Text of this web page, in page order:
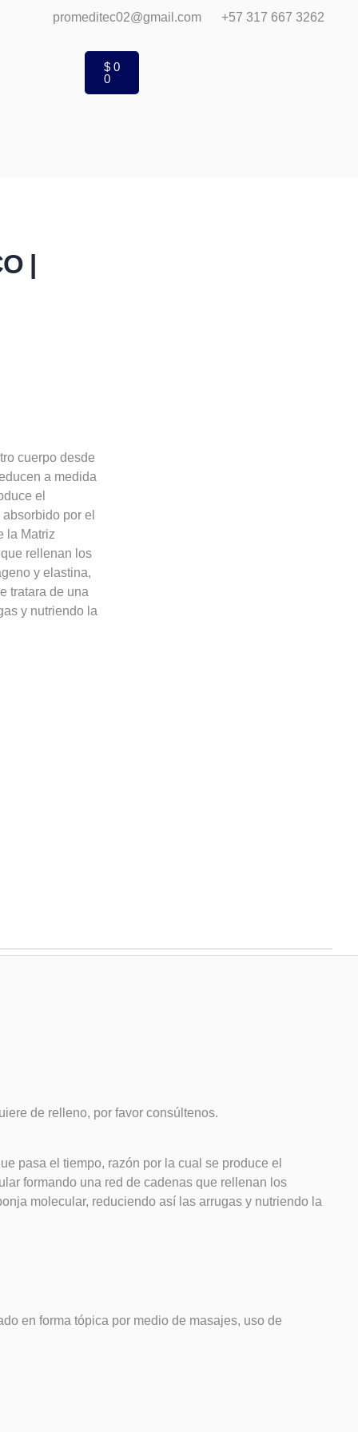
promeditec02@gmail.com +57 317 667 3262
$ 0
0
|
cuerpo desde
a medida
el
por el
la Matriz
rellenan los
y elastina,
tratara de una
y nutriendo la
de relleno, por favor consúltenos.
pasa el tiempo, razón por la cual se produce el
formando una red de cadenas que rellenan los
molecular, reduciendo así las arrugas y nutriendo la
en forma tópica por medio de masajes, uso de